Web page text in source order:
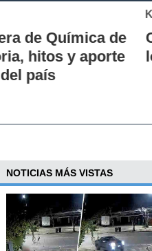
Conoce la historia
los pagos en Chile
NOTICIAS MÁS VISTAS